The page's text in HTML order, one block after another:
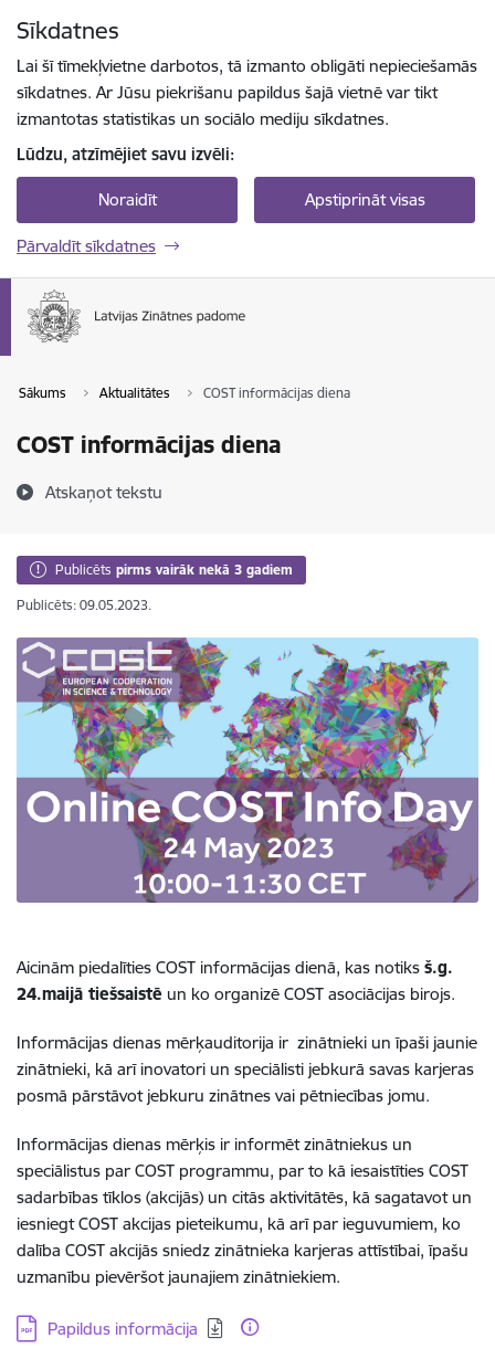
Sīkdatnes
Lai šī tīmekļvietne darbotos, tā izmanto obligāti nepieciešamās
sīkdatnes. Ar Jūsu piekrišanu papildus šajā vietnē var tikt
izmantotas statistikas un sociālo mediju sīkdatnes.
Lūdzu, atzīmējiet savu izvēli:
Noraidīt Apstiprināt visas
Pārvaldīt sīkdatnes
Sākums Aktualitātes COST informācijas diena
COST informācijas diena
Atskaņot tekstu
Publicēts pirms vairāk nekā 3 gadiem
Publicēts: 09.05.2023.
Aicinām piedalīties COST informācijas dienā, kas notiks š.g.
24.maijā tiešsaistē un ko organizē COST asociācijas birojs.
Informācijas dienas mērķauditorija ir zinātnieki un īpaši jaunie
zinātnieki, kā arī inovatori un speciālisti jebkurā savas karjeras
posmā pārstāvot jebkuru zinātnes vai pētniecības jomu.
Informācijas dienas mērķis ir informēt zinātniekus un
speciālistus par COST programmu, par to kā iesaistīties COST
sadarbības tīklos (akcijās) un citās aktivitātēs, kā sagatavot un
iesniegt COST akcijas pieteikumu, kā arī par ieguvumiem, ko
dalība COST akcijās sniedz zinātnieka karjeras attīstībai, īpašu
uzmanību pievēršot jaunajiem zinātniekiem.
Lejupielādēt:
Papildus informācija